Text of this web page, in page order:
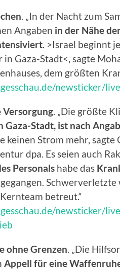
. „In der Nacht zum
Angaben in der Nähe
. >Israel beginnt
in Gaza-Stadt<, sagte
dem größten
newsticker/
Versorgung. „Die größte
Gaza-Stadt, ist nach
keinen Strom mehr,
dpa. Es seien auch
Personals habe das
betreut.“
newsticker/
ohne Grenzen. „Die
Appell für eine